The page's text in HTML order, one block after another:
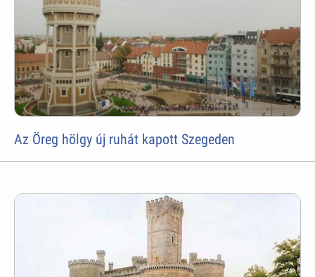
Az Öreg hölgy új ruhát kapott Szegeden